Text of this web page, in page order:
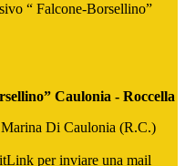
“ Falcone-Borsellino”
Caulonia - Roccella
Di Caulonia (R.C.)
Link per inviare una mail